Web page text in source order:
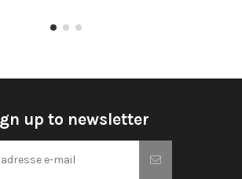
up to newsletter